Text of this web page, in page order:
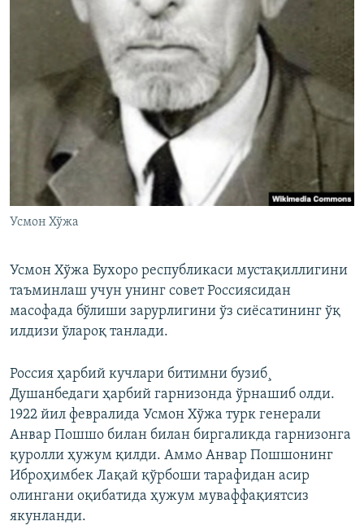
Усмон Хўжа
Усмон Хўжа Бухоро республикаси мустақиллигини
таъминлаш учун унинг совет Россиясидан
масофада бўлиши зарурлигини ўз сиëсатининг ўқ
илдизи ўлароқ танлади.
Россия ҳарбий кучлари битимни бузиб¸
Душанбедаги ҳарбий гарнизонда ўрнашиб олди.
1922 йил февралида Усмон Хўжа турк генерали
Анвар Пошшо билан билан биргаликда гарнизонга
қуролли ҳужум қилди. Аммо Анвар Пошшонинг
Иброҳимбек Лақай қўрбоши тарафидан асир
олингани оқибатида ҳужум муваффақиятсиз
якунланди.